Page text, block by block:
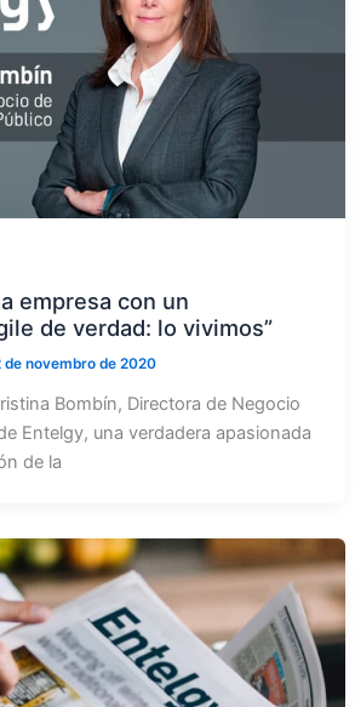
empresa con un
de verdad: lo vivimos”
de novembro de 2020
Bombín, Directora de Negocio
Entelgy, una verdadera apasionada
de la